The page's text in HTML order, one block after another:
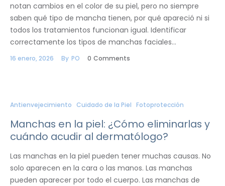
notan cambios en el color de su piel, pero no siempre
saben qué tipo de mancha tienen, por qué apareció ni si
todos los tratamientos funcionan igual. Identificar
correctamente los tipos de manchas faciales…
16 enero, 2026 By PO 0 Comments
Antienvejecimiento Cuidado de la Piel Fotoprotección
Manchas en la piel: ¿Cómo eliminarlas y
cuándo acudir al dermatólogo?
Las manchas en la piel pueden tener muchas causas. No
solo aparecen en la cara o las manos. Las manchas
pueden aparecer por todo el cuerpo. Las manchas de